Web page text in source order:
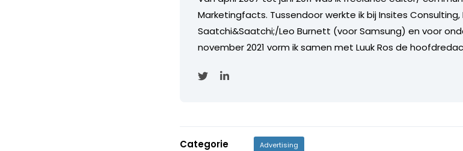
Marketingfacts. Tussendoor werkte ik bij Insites Consulting,
Saatchi&Saatchi;/Leo Burnett (voor Samsung) en voor
november 2021 vorm ik samen met Luuk Ros de
Categorie Advertising